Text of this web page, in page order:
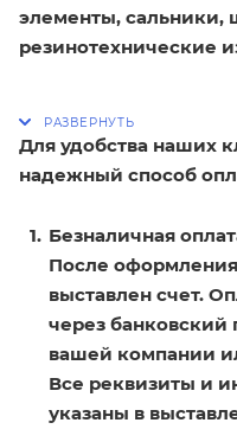
элементы, сальники,
резинотехнические
Для удобства наших
надежный способ
Безналичная
После оформления
выставлен счет.
через банковский
вашей компании
Все реквизиты и
указаны в